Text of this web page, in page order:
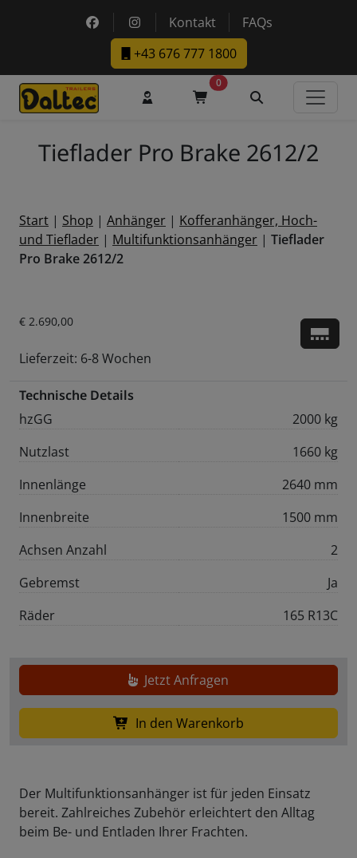
Skip to main content
https://www.facebook.com/DaltecAustria
https://www.instagram.com/
Kontakt
FAQs
+43 676 777 1800
BenutzerkontoWarenkorb
0
Tieflader Pro Brake 2612/2
Start | Shop | Anhänger | Kofferanhänger, Hoch-
und Tieflader | Multi­funktions­anhänger | Tieflader
Pro Brake 2612/2
€ 2.690,00Aktueller Preis ist: € 2.690,00.
Zu
Lieferzeit: 6-8 Wochen
Technische Details
hzGG
2000 kg
Nutzlast
1660 kg
Innenlänge
2640 mm
Innenbreite
1500 mm
Achsen Anzahl
2
Gebremst
Ja
Räder
165 R13C
Jetzt Anfragen
In den Warenkorb
Der Multifunktionsanhänger ist für jeden Einsatz
bereit. Zahlreiches Zubehör erleichtert den Alltag
beim Be- und Entladen Ihrer Frachten.